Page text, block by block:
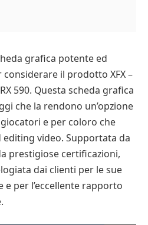
grafica potente ed
il prodotto XFX –
590. Questa scheda grafica
che la rendono un’opzione
e per coloro che
video. Supportata da
prestigiose certificazioni,
dai clienti per le sue
e per l’eccellente rapporto